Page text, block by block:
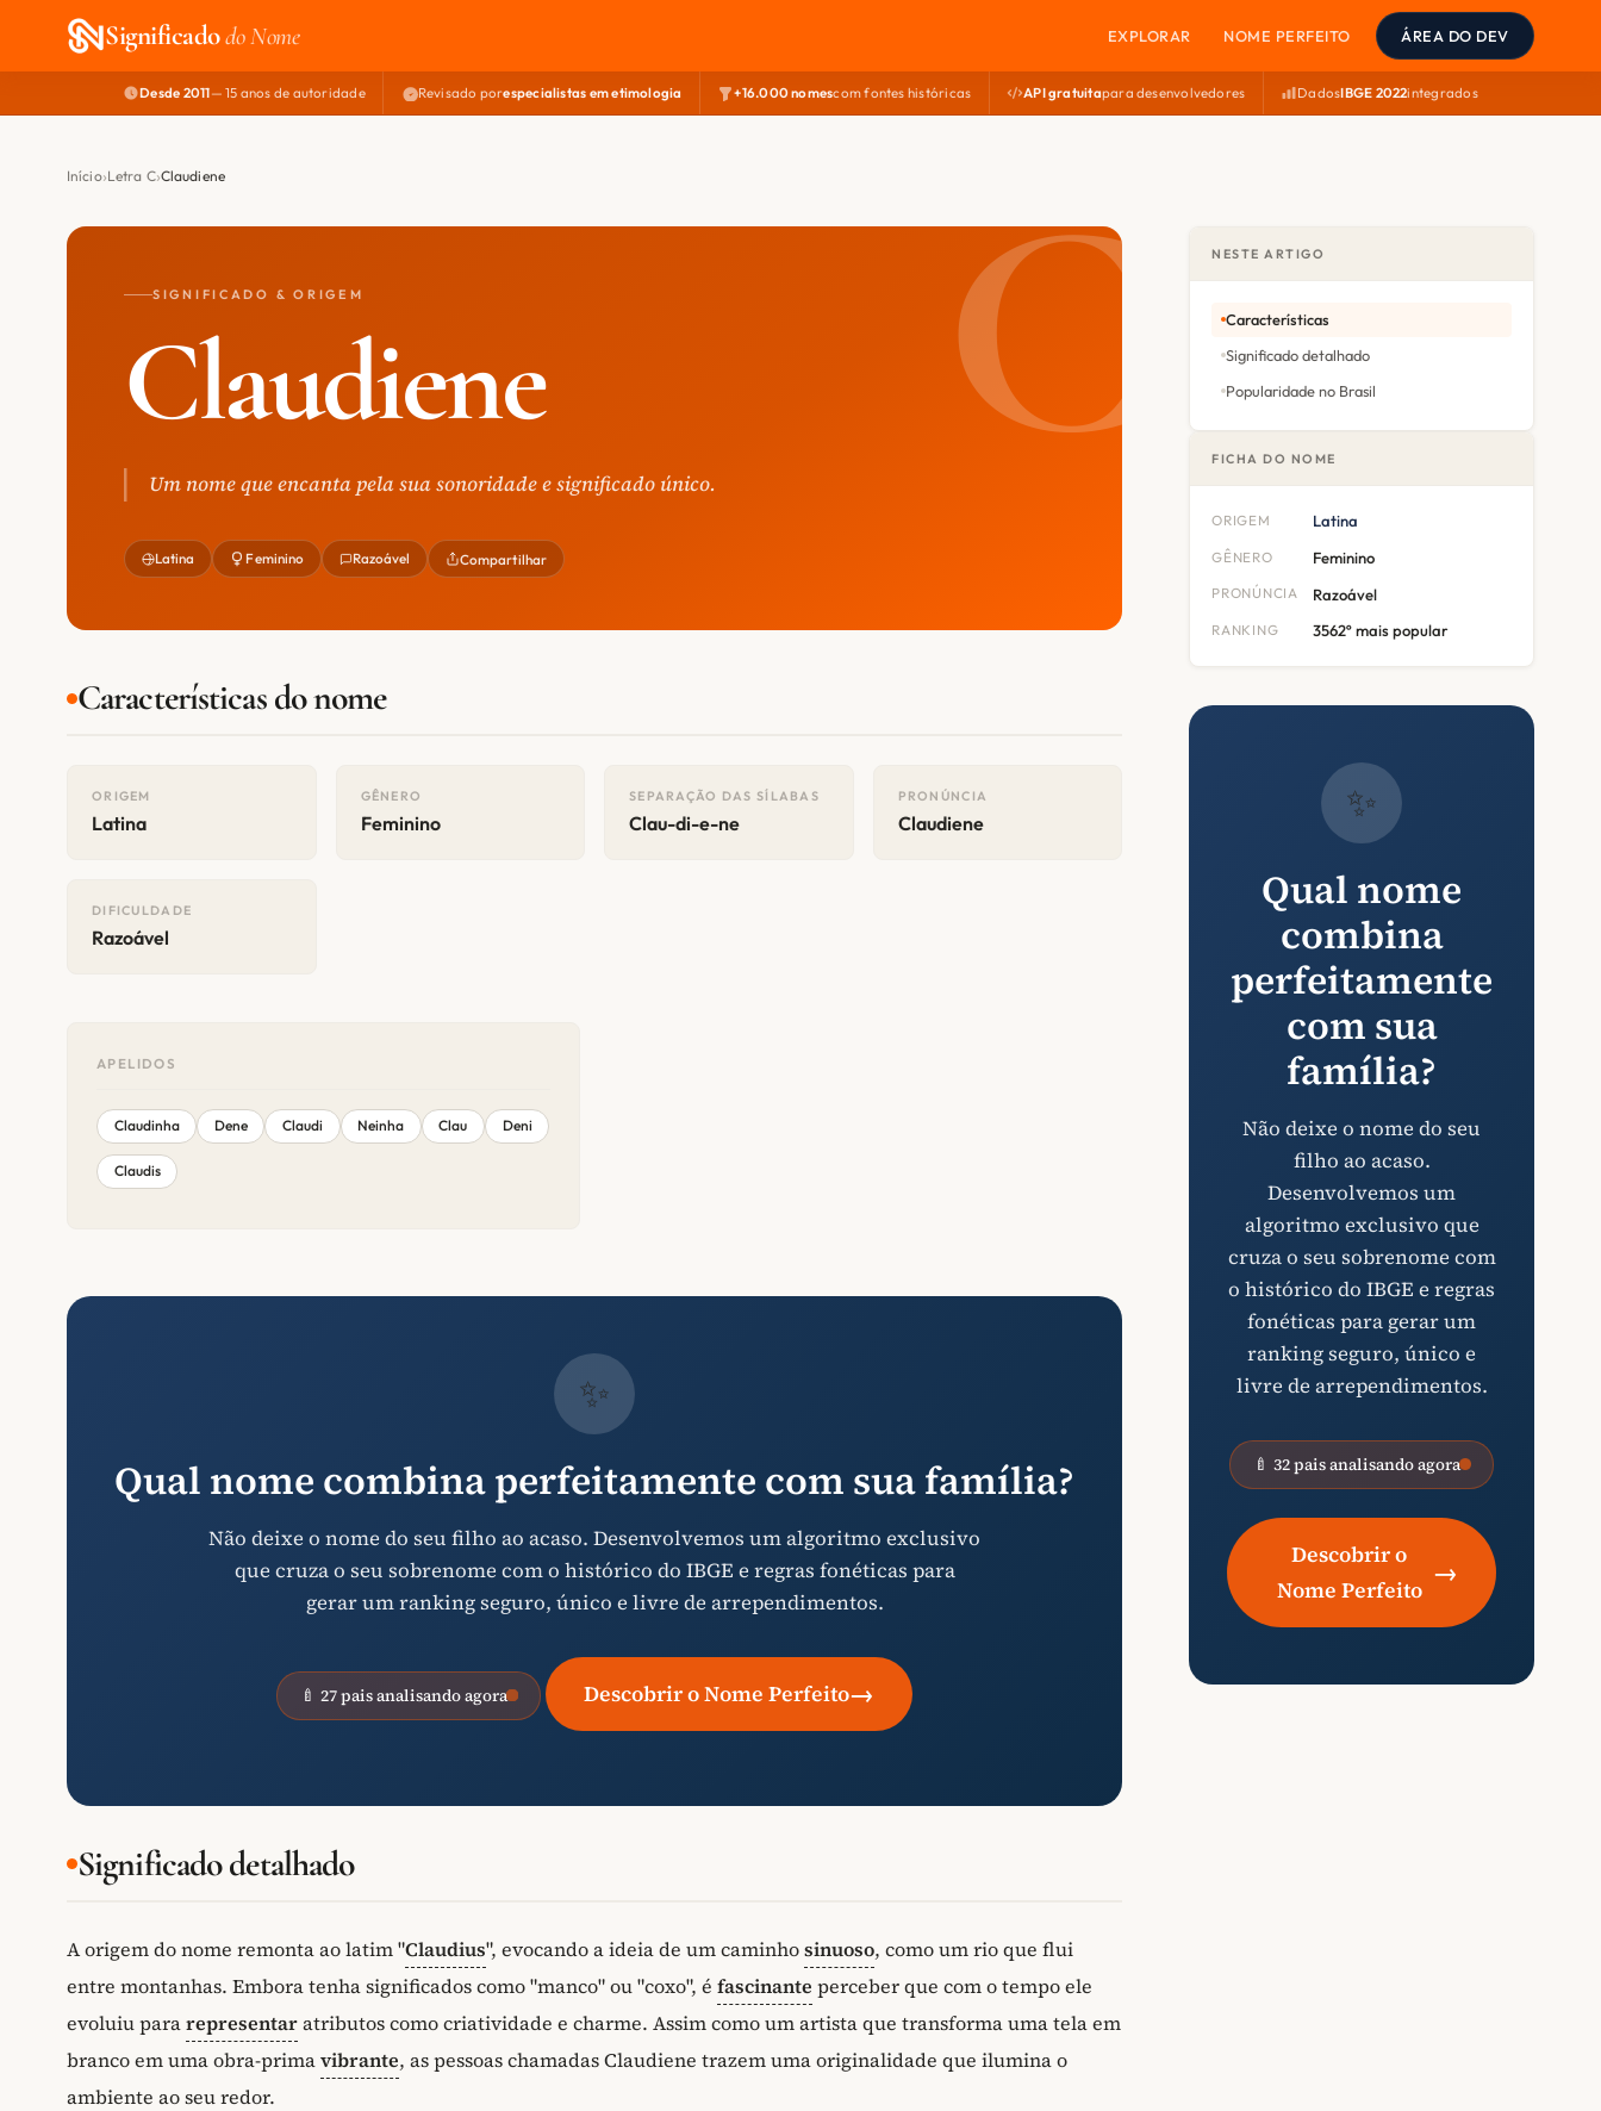
Significadodo Nome EXPLORAR NOME PERFEITO ÁREA DO DEV
Desde 2011— 15 anos de autoridade Revisado porespecialistas em etimologia +16.000 nomescom fontes históricas API gratuitapara desenvolvedores DadosIBGE 2022integrados
Início Letra C Claudiene
SIGNIFICADO & ORIGEM
Claudiene
Um nome que encanta pela sua sonoridade e significado único.
Latina Feminino Razoável Compartilhar
Características do nome
ORIGEM
Latina
GÊNERO
Feminino
SEPARAÇÃO DAS SÍLABAS
Clau-di-e-ne
PRONÚNCIA
Claudiene
DIFICULDADE
Razoável
APELIDOS
Claudinha Dene Claudi Neinha Clau Deni
Claudis
✨
Qual nome combina perfeitamente com sua família?
Não deixe o nome do seu filho ao acaso. Desenvolvemos um algoritmo exclusivo
que cruza o seu sobrenome com o histórico do IBGE e regras fonéticas para
gerar um ranking seguro, único e livre de arrependimentos.
🍼 27 pais analisando agora Descobrir o Nome Perfeito→
Significado detalhado
A origem do nome remonta ao latim "Claudius", evocando a ideia de um caminhosinuoso, como um rio que flui
entre montanhas. Embora tenha significados como "manco" ou "coxo", é fascinante perceber que com o tempo ele
evoluiu pararepresentaratributos como criatividade e charme. Assim como um artista que transforma uma tela em
branco em uma obra-primavibrante, as pessoas chamadas Claudiene trazem uma originalidade que ilumina o
ambiente ao seu redor.
NESTE ARTIGO
Características
Significado detalhado
Popularidade no Brasil
FICHA DO NOME
ORIGEM Latina
GÊNERO Feminino
PRONÚNCIA Razoável
RANKING 3562º mais popular
✨
Qual nome
combina
perfeitamente
com sua
família?
Não deixe o nome do seu
filho ao acaso.
Desenvolvemos um
algoritmo exclusivo que
cruza o seu sobrenome com
o histórico do IBGE e regras
fonéticas para gerar um
ranking seguro, único e
livre de arrependimentos.
🍼 32 pais analisando agora
Descobrir o
Nome Perfeito
→